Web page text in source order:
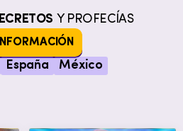
Y PROFECÍAS
España México